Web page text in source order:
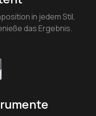
in jedem Stil,
das Ergebnis.